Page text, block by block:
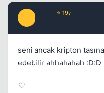
⭐ 19y
seni ancak kripton
edebilir ahhahahah :D:D